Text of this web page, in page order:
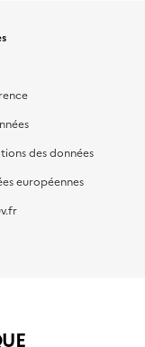
des données
européennes